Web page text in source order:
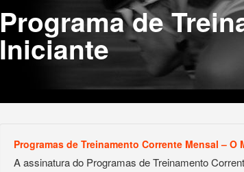
Programa de
Iniciante
Programas de Treinamento Corrente Mensal – O
A assinatura do Programas de Treinamento